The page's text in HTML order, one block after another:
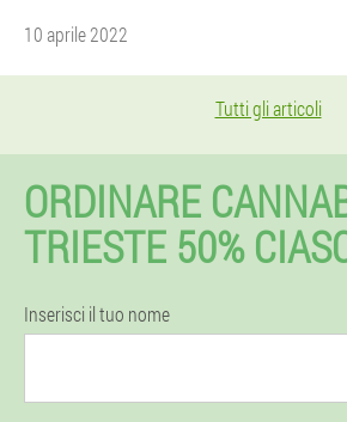
10 aprile 2022
Tutti gli articoli
ORDINARE
TRIESTE 50%
Inserisci il tuo nome